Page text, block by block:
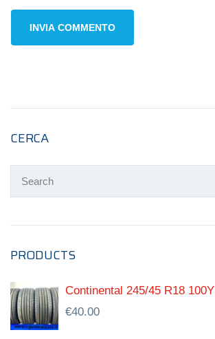
CERCA
PRODUCTS
Continental 245/45 R18 100Y
€40.00